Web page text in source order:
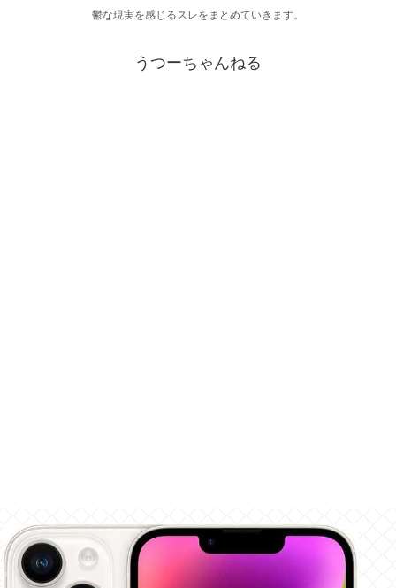
鬱な現実を感じるスレをまとめていきます。
うつーちゃんねる